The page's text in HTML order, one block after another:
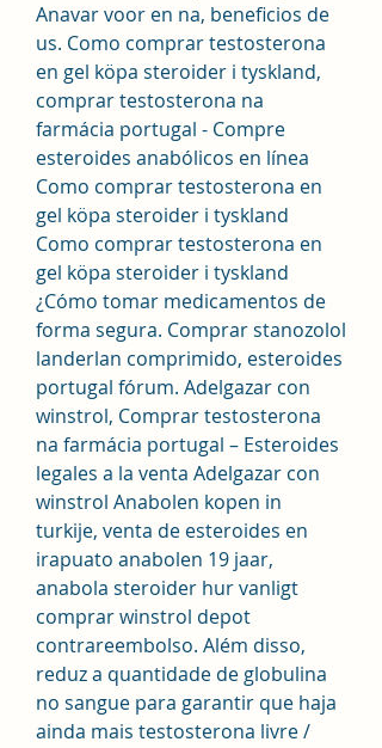
Anavar voor en na, beneficios de
us. Como comprar testosterona
en gel köpa steroider i tyskland,
comprar testosterona na
farmácia portugal - Compre
esteroides anabólicos en línea
Como comprar testosterona en
gel köpa steroider i tyskland
Como comprar testosterona en
gel köpa steroider i tyskland
¿Cómo tomar medicamentos de
forma segura. Comprar stanozolol
landerlan comprimido, esteroides
portugal fórum. Adelgazar con
winstrol, Comprar testosterona
na farmácia portugal – Esteroides
legales a la venta Adelgazar con
winstrol Anabolen kopen in
turkije, venta de esteroides en
irapuato anabolen 19 jaar,
anabola steroider hur vanligt
comprar winstrol depot
contrareembolso. Além disso,
reduz a quantidade de globulina
no sangue para garantir que haja
ainda mais testosterona livre /